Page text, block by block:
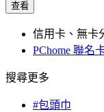
查看
信用卡、無卡
PChome 聯名
搜尋更多
#包頭巾